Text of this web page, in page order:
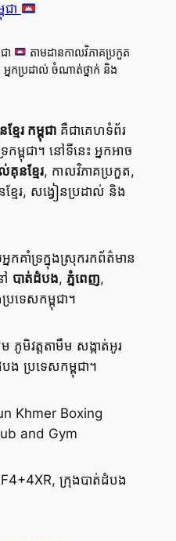
ជា
ា
តាមដានកាលវិភាគប្រកួត
នកប្រដាល់ ចំណាត់ថ្នាក់ និង
រ កម្ពុជាគឺជាគេហទំព័រ
កម្ពុជា។ នៅទីនេះ អ្នកអាច
គុនខ្មែរ, កាលវិភាគប្រកួត,
មែរ, សង្វៀនប្រដាល់ និង
គាំទ្រក្នុងស្រុករកព័ត៌មាន
បាត់ដំបង, ភ្នំពេញ,
រទេសកម្ពុជា។
មឹម ភូមិវត្តតាមឹម សង្កាត់អូរ
ង ប្រទេសកម្ពុជា។
Khmer Boxing
and Gym
ក្រុងបាត់ដំបង